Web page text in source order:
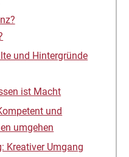
und Hintergründe
ist Macht
und
umgehen
Kreativer Umgang